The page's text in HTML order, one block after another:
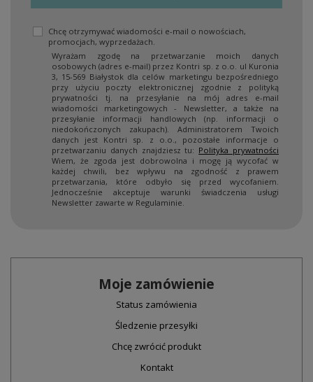
Chcę otrzymywać wiadomości e-mail o nowościach,
promocjach, wyprzedażach.
Wyrażam zgodę na przetwarzanie moich danych
osobowych (adres e-mail) przez Kontri sp. z o.o. ul Kuronia
3, 15-569 Białystok dla celów marketingu bezpośredniego
przy użyciu poczty elektronicznej zgodnie z polityką
prywatności tj. na przesyłanie na mój adres e-mail
wiadomości marketingowych - Newsletter, a także na
przesyłanie informacji handlowych (np. informacji o
niedokończonych zakupach). Administratorem Twoich
danych jest Kontri sp. z o.o., pozostałe informacje o
przetwarzaniu danych znajdziesz tu: Polityka prywatności
Wiem, że zgoda jest dobrowolna i mogę ją wycofać w
każdej chwili, bez wpływu na zgodność z prawem
przetwarzania, które odbyło się przed wycofaniem.
Jednocześnie akceptuje warunki świadczenia usługi
Newsletter zawarte w Regulaminie.
Moje zamówienie
Status zamówienia
Śledzenie przesyłki
Chcę zwrócić produkt
Kontakt